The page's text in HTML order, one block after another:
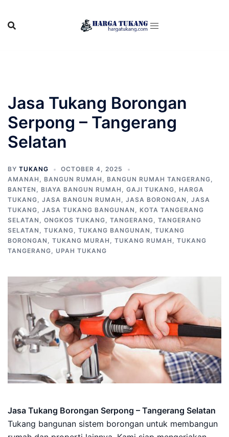
content
Jasa Tukang Borongan
Serpong – Tangerang
Selatan
BY TUKANG
OCTOBER 4, 2025
AMANAH , BANGUN RUMAH , BANGUN RUMAH TANGERANG,
BANTEN , BIAYA BANGUN RUMAH , GAJI TUKANG, HARGA
TUKANG, JASA BANGUN RUMAH , JASA BORONGAN , JASA
TUKANG, JASA TUKANG BANGUNAN , KOTA TANGERANG
SELATAN , ONGKOS TUKANG, TANGERANG, TANGERANG
SELATAN , TUKANG, TUKANG BANGUNAN , TUKANG
BORONGAN , TUKANG MURAH , TUKANG RUMAH , TUKANG
TANGERANG, UPAH TUKANG
Jasa Tukang Borongan Serpong – Tangerang Selatan
Tukang bangunan sistem borongan untuk membangun